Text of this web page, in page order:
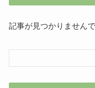
記事が見つかりませんで